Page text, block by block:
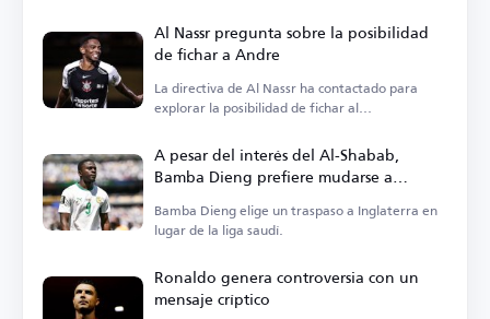
Al Nassr pregunta sobre la posibilidad
de fichar a Andre
La directiva de Al Nassr ha contactado para
explorar la posibilidad de fichar al
A pesar del interés del Al-Shabab,
Bamba Dieng prefiere mudarse a
Inglaterra
Bamba Dieng elige un traspaso a Inglaterra en
lugar de la liga saudí.
Ronaldo genera controversia con un
mensaje críptico